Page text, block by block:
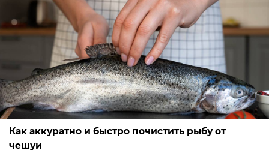
Как аккуратно и быстро почистить рыбу от
чешуи